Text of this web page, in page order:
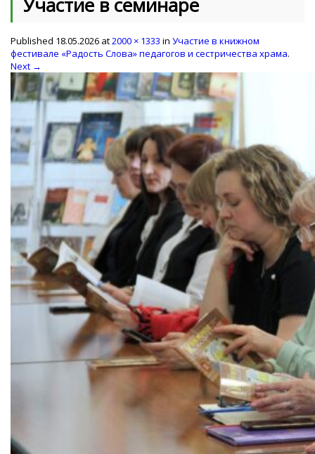
Published 18.05.2026 at2000 × 1333 in Участие в книжном
фестивале «Радость Слова» педагогов и сестричества храма.
Next →